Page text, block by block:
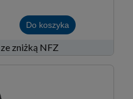
Do koszyka
zniżką NFZ